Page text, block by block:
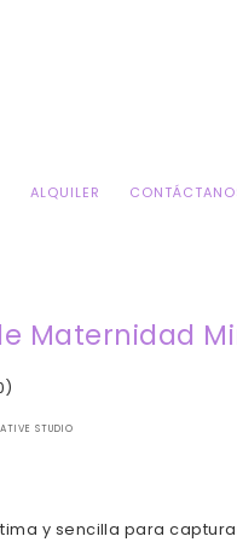
ALQUILER
Maternidad
STUDIO
y sencilla para